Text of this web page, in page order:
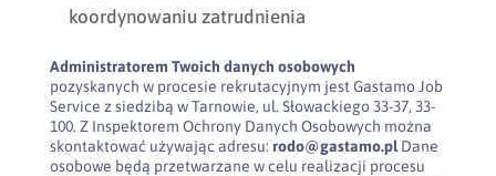
koordynowaniu zatrudnienia
Administratorem Twoich danych osobowych
pozyskanych w procesie rekrutacyjnym jest Gastamo Job
Service z siedzibą w Tarnowie, ul. Słowackiego 33-37, 33-
100. Z Inspektorem Ochrony Danych Osobowych można
skontaktować używając adresu: rodo@gastamo.plDane
osobowe będą przetwarzane w celu realizacji procesu